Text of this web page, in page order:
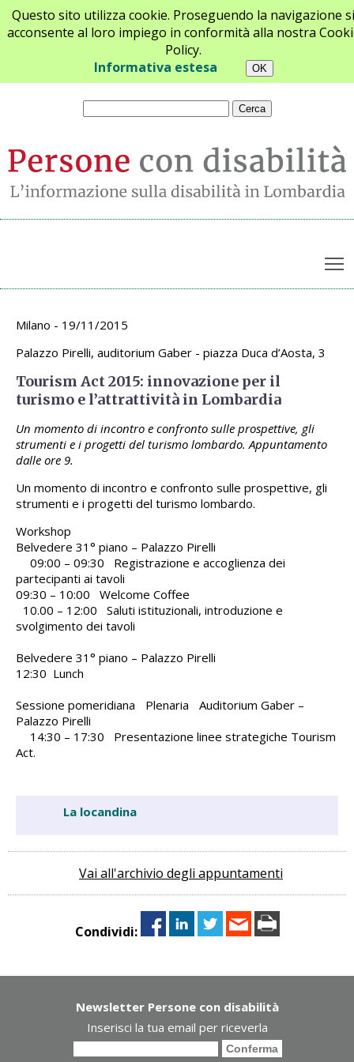
Questo sito utilizza cookie. Proseguendo la navigazione si
acconsente al loro impiego in conformità alla nostra
Policy.
Informativa estesa
Chi siamo Newsletter Contatti
Archivio appuntamenti
Milano - 19/11/2015
Palazzo Pirelli, auditorium Gaber - piazza Duca d’Aosta, 3
Tourism Act 2015: innovazione per il
turismo e l’attrattività in Lombardia
Un momento di incontro e confronto sulle prospettive, gli
strumenti e i progetti del turismo lombardo. Appuntamento
dalle ore 9.
Un momento di incontro e confronto sulle prospettive, gli
strumenti e i progetti del turismo lombardo.
Workshop
Belvedere 31° piano – Palazzo Pirelli
09:00 – 09:30 Registrazione e accoglienza dei
partecipanti ai tavoli
09:30 – 10:00 Welcome Coffee
10.00 – 12:00 Saluti istituzionali, introduzione e
svolgimento dei tavoli
Belvedere 31° piano – Palazzo Pirelli
12:30 Lunch
Sessione pomeridiana Plenaria Auditorium Gaber –
Palazzo Pirelli
14:30 – 17:30 Presentazione linee strategiche Tourism
Act.
La locandina
Vai all'archivio degli appuntamenti
Condividi:
Newsletter Persone con disabilità
Inserisci la tua email per riceverla